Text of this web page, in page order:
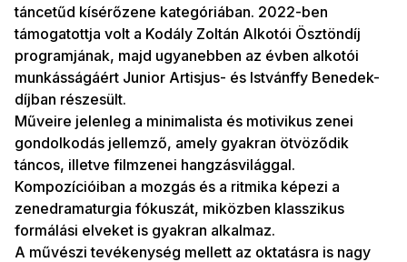
táncetűd kísérőzene kategóriában. 2022-ben
támogatottja volt a Kodály Zoltán Alkotói Ösztöndíj
programjának, majd ugyanebben az évben alkotói
munkásságáért Junior Artisjus- és Istvánffy Benedek-
díjban részesült.
Műveire jelenleg a minimalista és motivikus zenei
gondolkodás jellemző, amely gyakran ötvöződik
táncos, illetve filmzenei hangzásvilággal.
Kompozícióiban a mozgás és a ritmika képezi a
zenedramaturgia fókuszát, miközben klasszikus
formálási elveket is gyakran alkalmaz.
A művészi tevékenység mellett az oktatásra is nagy